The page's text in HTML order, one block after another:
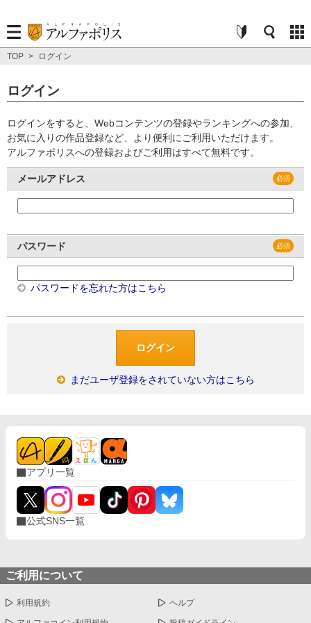
TOP > ログイン
ログイン
ログインをすると、Webコンテンツの登録やランキングへの参加、
お気に入りの作品登録など、より便利にご利用いただけます。
アルファポリスへの登録およびご利用はすべて無料です。
メールアドレス
パスワード
パスワードを忘れた方はこちら
まだユーザ登録をされていない方はこちら
アプリ一覧
公式SNS一覧
ご利用について
利用規約 ヘルプ